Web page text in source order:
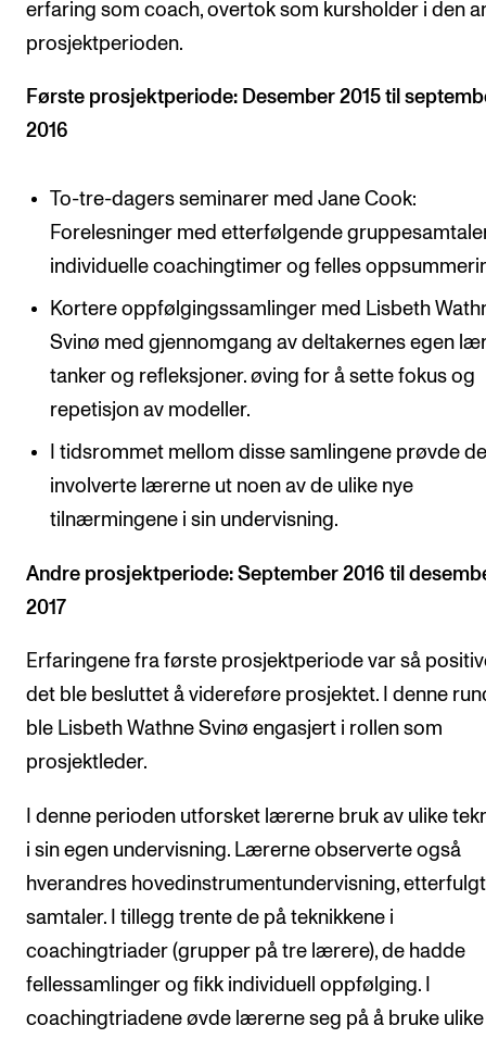
erfaring som coach, overtok som kursholder i den
prosjektperioden.
Første prosjektperiode: Desember 2015 til
2016
To-tre-dagers seminarer med Jane Cook:
Forelesninger med etterfølgende
individuelle coachingtimer og felles
Kortere oppfølgingssamlinger med Lisbeth
Svinø med gjennomgang av deltakernes egen
tanker og refleksjoner. øving for å sette fokus og
repetisjon av modeller.
I tidsrommet mellom disse samlingene prøvde
involverte lærerne ut noen av de ulike nye
tilnærmingene i sin undervisning.
Andre prosjektperiode: September 2016 til
2017
Erfaringene fra første prosjektperiode var så
det ble besluttet å videreføre prosjektet. I denne
ble Lisbeth Wathne Svinø engasjert i rollen som
prosjektleder.
I denne perioden utforsket lærerne bruk av ulike
i sin egen undervisning. Lærerne observerte også
hverandres hovedinstrumentundervisning,
samtaler. I tillegg trente de på teknikkene i
coachingtriader (grupper på tre lærere), de hadde
fellessamlinger og fikk individuell oppfølging. I
coachingtriadene øvde lærerne seg på å bruke ulike